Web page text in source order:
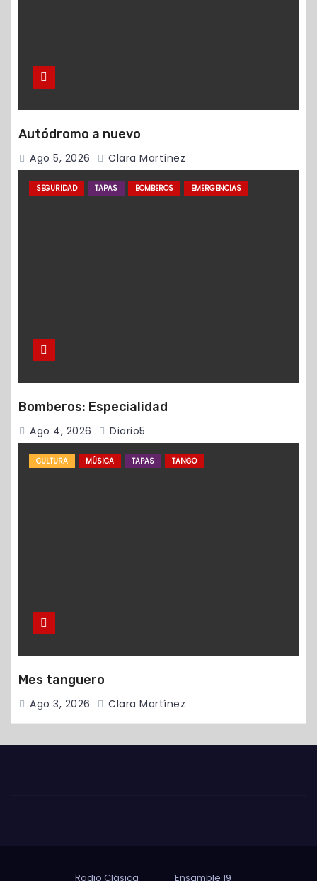
Autódromo a nuevo
Ago 5, 2026 Clara Martínez
SEGURIDAD TAPAS BOMBEROS EMERGENCIAS
Bomberos: Especialidad
Ago 4, 2026 Diario5
CULTURA MÚSICA TAPAS TANGO
Mes tanguero
Ago 3, 2026 Clara Martínez
Radio Clásica Ensamble 19